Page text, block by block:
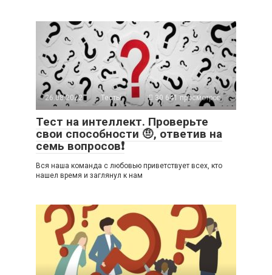
26.08.2022 Тесты 30 641 просмотров
Тест на интеллект. Проверьте
свои способности 🤨, ответив на
семь вопросов❗
Вся наша команда с любовью приветствует всех, кто
нашел время и заглянул к нам